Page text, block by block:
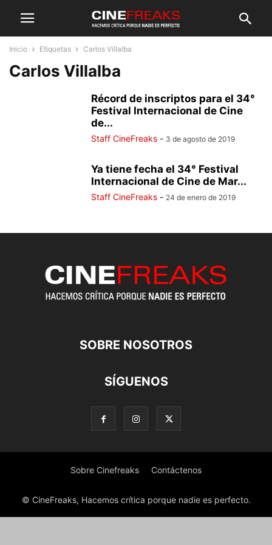
Inicio Etiquetas Carlos Villalba
Carlos Villalba
Récord de inscriptos para el 34°
Festival Internacional de Cine
de...
Staff CineFreaks - 3 de agosto de 2019
Ya tiene fecha el 34° Festival
Internacional de Cine de Mar...
Staff CineFreaks - 24 de enero de 2019
SOBRE NOSOTROS
SÍGUENOS
Sobre Cinefreaks Contáctenos
© CineFreaks, Hacemos crítica porque nadie es perfecto.